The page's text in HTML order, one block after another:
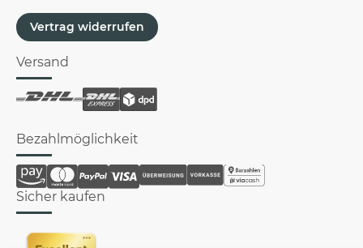
Vertrag widerrufen
Versand
Bezahlmöglichkeit
Sicher kaufen